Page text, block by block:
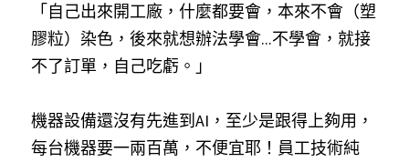
「自己出來開工廠，什麼都要會，本來不會（塑
膠粒）染色，後來就想辦法學會...不學會，就接
不了訂單，自己吃虧。」
機器設備還沒有先進到AI，至少是跟得上夠用，
每台機器要一兩百萬，不便宜耶！員工技術純